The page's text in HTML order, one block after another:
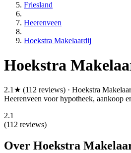
Friesland
Heerenveen
Hoekstra Makelaardij
Hoekstra
2.1★ (112 reviews) · Hoekstra
Heerenveen voor hypotheek, aankoop
2.1
(112 reviews)
Over Hoekstra